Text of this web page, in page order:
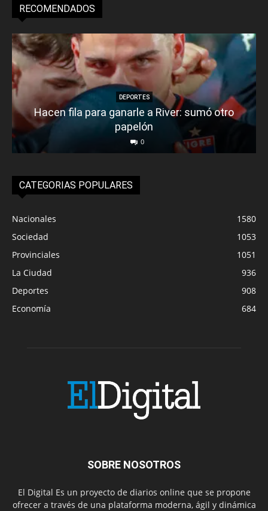
RECOMENDADOS
DEPORTES
Hacen fila para ganarle a River: sumó otro
papelón
0
CATEGORIAS POPULARES
Nacionales
1580
Sociedad
1053
Provinciales
1051
La Ciudad
936
Deportes
908
Economía
684
SOBRE NOSOTROS
El Digital Es un proyecto de diarios online que se propone
ofrecer a través de una plataforma moderna, ágil y dinámica